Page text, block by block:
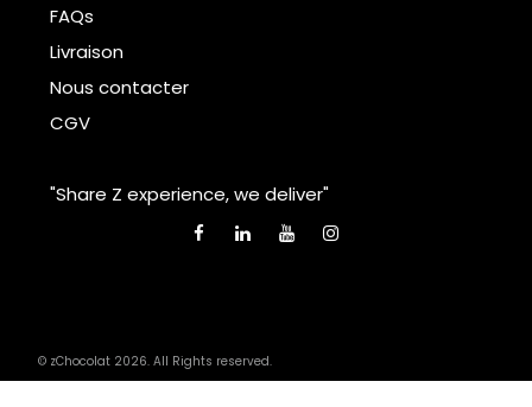
FAQs
Livraison
Nous contacter
CGV
"Share Z experience, we deliver"
© zChocolat 2026. All Rights reserved.